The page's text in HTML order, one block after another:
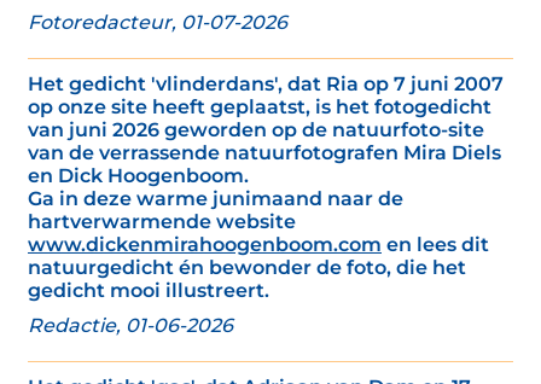
Fotoredacteur, 01-07-2026
Het gedicht 'vlinderdans', dat Ria op 7 juni 2007
op onze site heeft geplaatst, is het fotogedicht
van juni 2026 geworden op de natuurfoto-site
van de verrassende natuurfotografen Mira Diels
en Dick Hoogenboom.
Ga in deze warme junimaand naar de
hartverwarmende website
www.dickenmirahoogenboom.com en lees dit
natuurgedicht én bewonder de foto, die het
gedicht mooi illustreert.
Redactie, 01-06-2026